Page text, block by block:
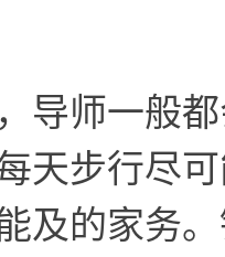
导师一般
天步行尽
及的家务